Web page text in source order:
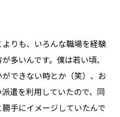
りも、いろんな職場を経験
多いんです。僕は若い頃、
できない時とか（笑）、お
遣を利用していたので、同
手にイメージしていたんで